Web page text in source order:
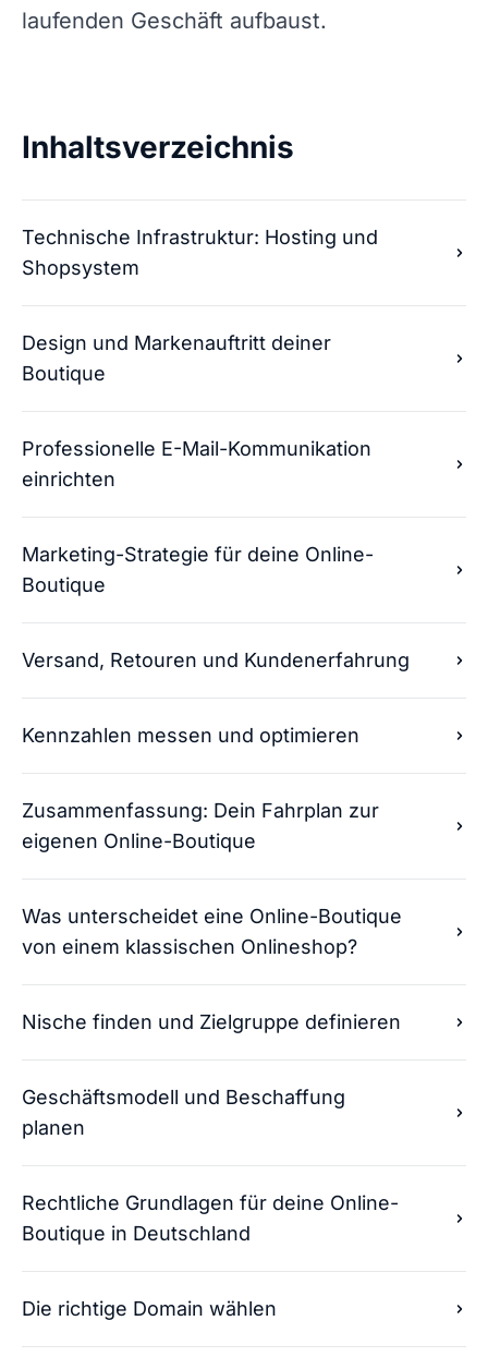
laufenden Geschäft aufbaust.
Inhaltsverzeichnis
Technische Infrastruktur: Hosting und
Shopsystem
Design und Markenauftritt deiner
Boutique
Professionelle E-Mail-Kommunikation
einrichten
Marketing-Strategie für deine Online-
Boutique
Versand, Retouren und Kundenerfahrung
Kennzahlen messen und optimieren
Zusammenfassung: Dein Fahrplan zur
eigenen Online-Boutique
Was unterscheidet eine Online-Boutique
von einem klassischen Onlineshop?
Nische finden und Zielgruppe definieren
Geschäftsmodell und Beschaffung
planen
Rechtliche Grundlagen für deine Online-
Boutique in Deutschland
Die richtige Domain wählen